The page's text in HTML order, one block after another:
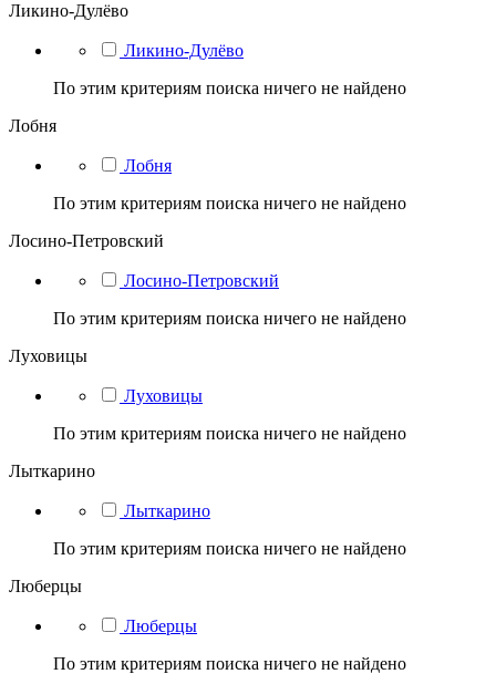
Ликино-Дулёво
Ликино-Дулёво
По этим критериям поиска ничего не найдено
Лобня
Лобня
По этим критериям поиска ничего не найдено
Лосино-Петровский
Лосино-Петровский
По этим критериям поиска ничего не найдено
Луховицы
Луховицы
По этим критериям поиска ничего не найдено
Лыткарино
Лыткарино
По этим критериям поиска ничего не найдено
Люберцы
Люберцы
По этим критериям поиска ничего не найдено